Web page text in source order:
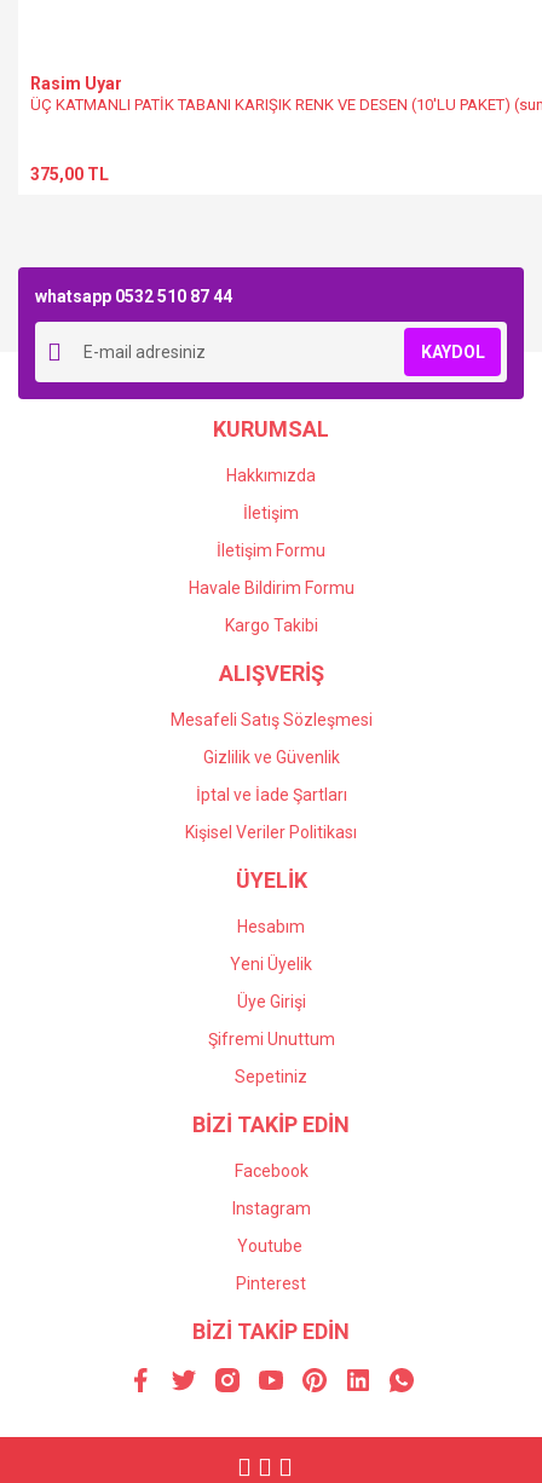
Rasim Uyar
ÜÇ KATMANLI PATİK TABANI KARIŞIK RENK VE DESEN (10'LU PAKET)
375,00 TL
whatsapp 0532 510 87 44
KAYDOL
KURUMSAL
Hakkımızda
İletişim
İletişim Formu
Havale Bildirim Formu
Kargo Takibi
ALIŞVERİŞ
Mesafeli Satış Sözleşmesi
Gizlilik ve Güvenlik
İptal ve İade Şartları
Kişisel Veriler Politikası
ÜYELİK
Hesabım
Yeni Üyelik
Üye Girişi
Şifremi Unuttum
Sepetiniz
BİZİ TAKİP EDİN
Facebook
Instagram
Youtube
Pinterest
BİZİ TAKİP EDİN